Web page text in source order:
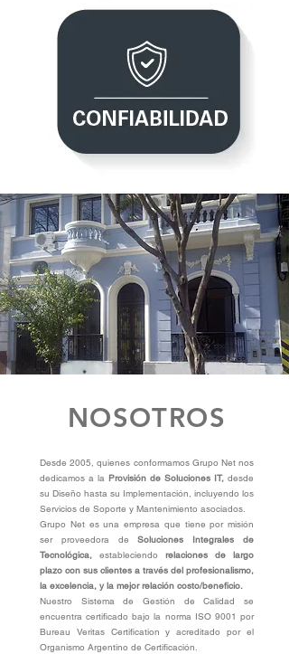
NOSOTROS
Desde 2005, quienes conformamos Grupo Net nos
dedicamos a la Provisión de Soluciones IT, desde
su Diseño hasta su Implementación, incluyendo los
Servicios de Soporte y Mantenimiento asociados.
Grupo Net es una empresa que tiene por misión
ser proveedora deSoluciones Integrales de
Tecnológica, estableciendo relaciones de largo
plazo con sus clientes a través del profesionalismo,
la excelencia, y la mejor relación costo/beneficio.
Nuestro Sistema de Gestión de Calidad se
encuentra certificado bajo la norma ISO 9001 por
Bureau Veritas Certification y acreditado por el
Organismo Argentino de Certificación.